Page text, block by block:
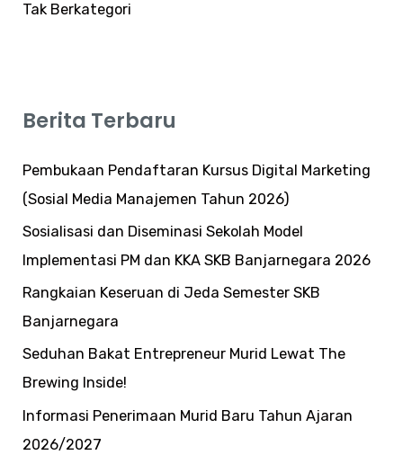
Tak Berkategori
Berita Terbaru
Pembukaan Pendaftaran Kursus Digital Marketing
(Sosial Media Manajemen Tahun 2026)
Sosialisasi dan Diseminasi Sekolah Model
Implementasi PM dan KKA SKB Banjarnegara 2026
Rangkaian Keseruan di Jeda Semester SKB
Banjarnegara
Seduhan Bakat Entrepreneur Murid Lewat The
Brewing Inside!
Informasi Penerimaan Murid Baru Tahun Ajaran
2026/2027